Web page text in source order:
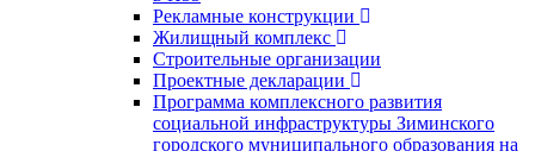
Рекламные конструкции
Жилищный комплекс
Строительные организации
Проектные декларации
Программа комплексного развития
социальной инфраструктуры Зиминского
городского муниципального образования на